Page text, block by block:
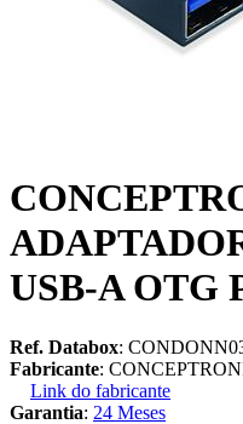
USB-A OTG
Ref. Databox:
Fabricante:
Link do fabricante
Garantia: 24 Meses